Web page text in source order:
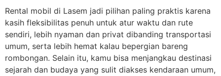
Rental mobil di Lasem jadi pilihan paling praktis karena
kasih fleksibilitas penuh untuk atur waktu dan rute
sendiri, lebih nyaman dan privat dibanding transportasi
umum, serta lebih hemat kalau bepergian bareng
rombongan. Selain itu, kamu bisa menjangkau destinasi
sejarah dan budaya yang sulit diakses kendaraan umum,